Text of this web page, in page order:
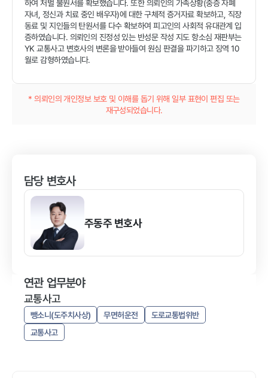
하여 처벌 불원서를 확보했습니다. 또한 의뢰인의 가족상황(중증 자폐
자녀, 정신과 치료 중인 배우자)에 대한 구체적 증거자료 확보하고, 직장
동료 및 지인들의 탄원서를 다수 확보하여 피고인의 사회적 유대관계 입
증하였습니다. 의뢰인의 진정성 있는 반성문 작성 지도 항소심 재판부는
YK 교통사고 변호사의 변론을 받아들여 원심 판결을 파기하고 징역 10
월로 감형하였습니다.
* 의뢰인의 개인정보 보호 및 이해를 돕기 위해 일부 표현이 편집 또는
재구성되었습니다.
담당 변호사
주동주 변호사
연관 업무분야
교통사고
뺑소니(도주치사상) 무면허운전
도로교통법위반
교통사고